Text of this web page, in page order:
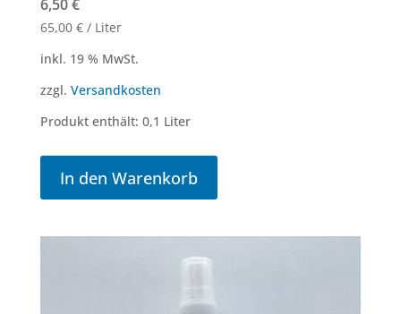
6,50€
65,00 €/ Liter
inkl. 19 % MwSt.
zzgl. Versandkosten
Produkt enthält: 0,1 Liter
In den Warenkorb